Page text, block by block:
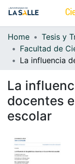
Communities &
All of DSpace
Home
Tesis y
La
docentes
escolar